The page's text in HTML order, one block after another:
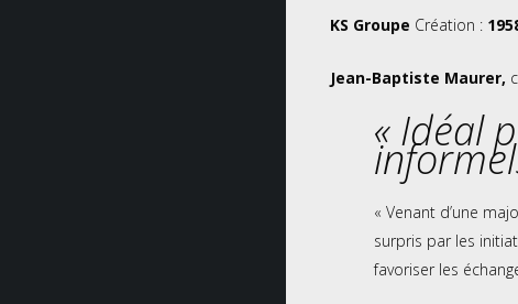
KS Groupe Création :
Jean-Baptiste Maurer,
« Idéal
« Venant d’une
surpris par les
favoriser les